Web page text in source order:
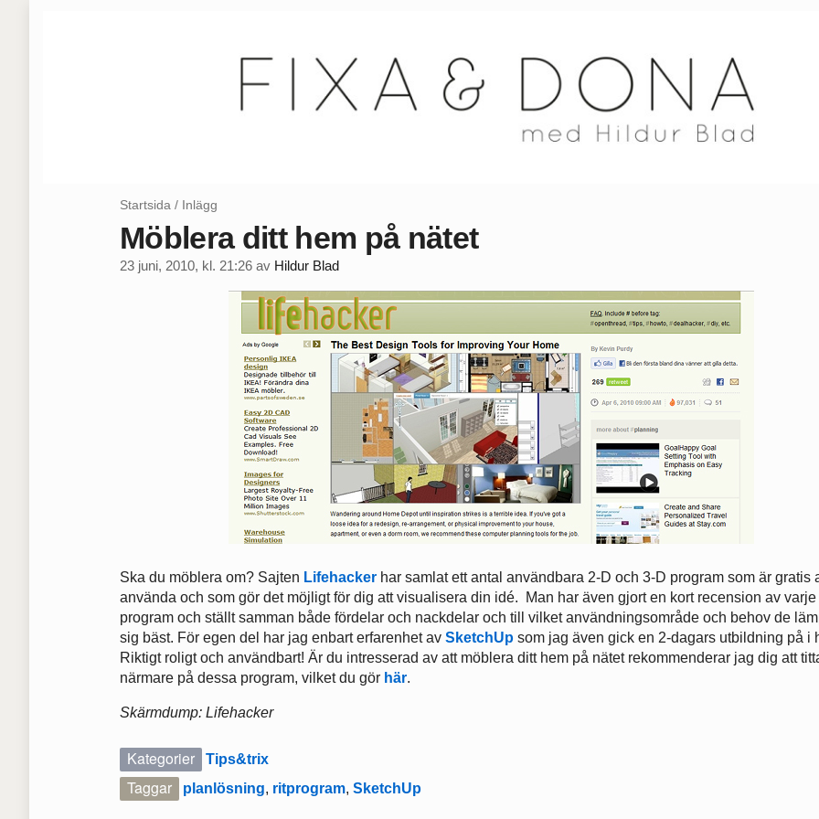
Startsida / Inlägg
Möblera ditt hem på nätet
23 juni, 2010, kl. 21:26 av Hildur Blad
Ska du möblera om? Sajten Lifehacker har samlat ett antal användbara 2-D och 3-D program som är gratis
använda och som gör det möjligt för dig att visualisera din idé. Man har även gjort en kort recension av varje
program och ställt samman både fördelar och nackdelar och till vilket användningsområde och behov de
sig bäst. För egen del har jag enbart erfarenhet avSketchUp som jag även gick en 2-dagars utbildning på i
Riktigt roligt och användbart! Är du intresserad av att möblera ditt hem på nätet rekommenderar jag dig att
närmare på dessa program, vilket du gör här.
Skärmdump: Lifehacker
Kategorier Tips&trix
Taggar planlösning, ritprogram,SketchUp